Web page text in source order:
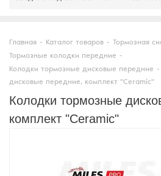
Главная - Каталог товаров - Тормозная
Тормозные колодки передние -
Колодки тормозные дисковые передние -
дисковые передние, комплект "Ceramic"
Колодки тормозные
комплект "Ceramic"